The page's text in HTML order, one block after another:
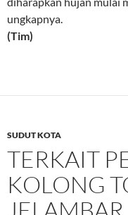
ungkapnya.
(Tim)
SUDUT KOTA
TERKAIT
KOLONG